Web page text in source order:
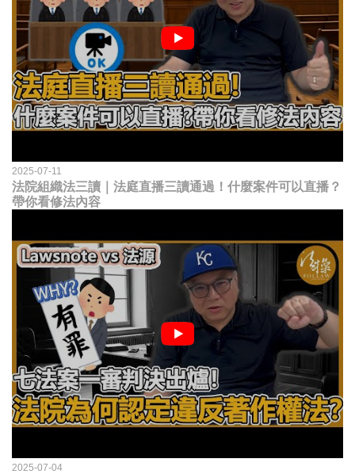
2025-07-11
法院組織法三讀｜法庭直播三讀通過！什麼案件可以直播？
帶你看修法內容
2025-07-04